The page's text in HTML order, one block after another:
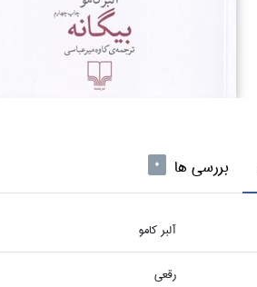
بررسی ها 0
آلبر كامو
رقعي